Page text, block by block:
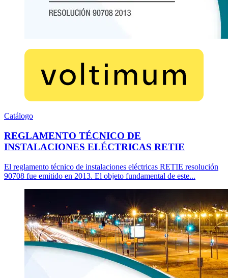
Catálogo
REGLAMENTO TÉCNICO DE
INSTALACIONES ELÉCTRICAS RETIE
El reglamento técnico de instalaciones eléctricas RETIE resolución
90708 fue emitido en 2013. El objeto fundamental de este...